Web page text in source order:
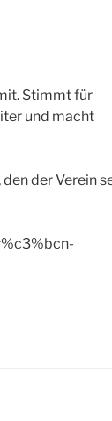
Stimmt für
und macht
der Verein